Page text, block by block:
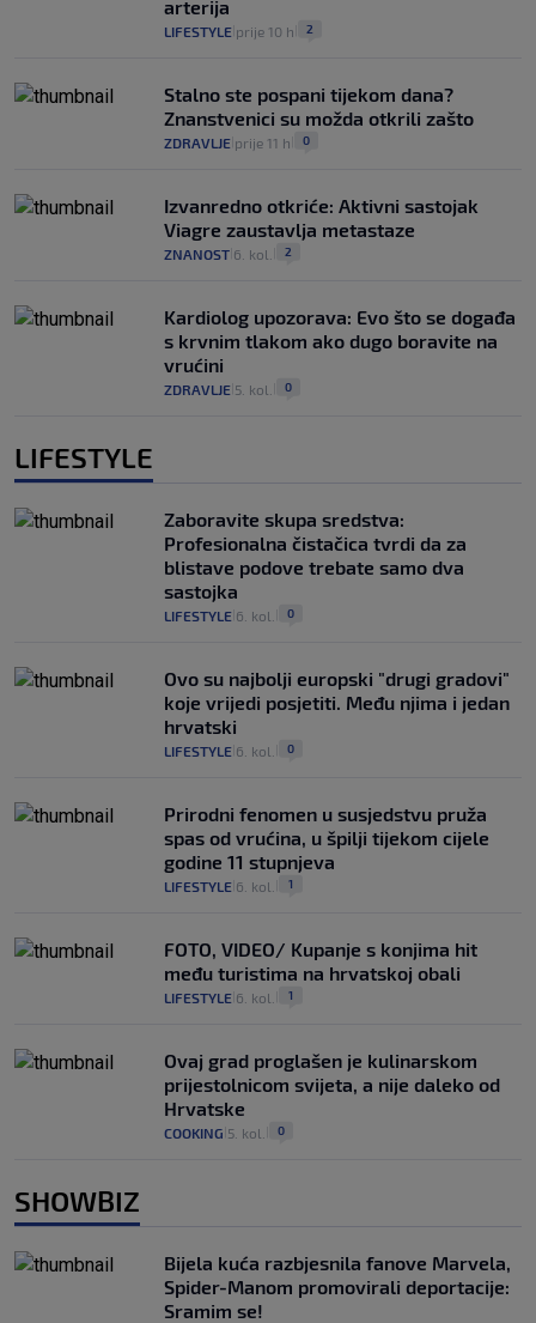
arterija
LIFESTYLE prije 10 h 2
Stalno ste pospani tijekom dana?
Znanstvenici su možda otkrili zašto
ZDRAVLJE prije 11 h 0
Izvanredno otkriće: Aktivni sastojak
Viagre zaustavlja metastaze
ZNANOST 6. kol. 2
Kardiolog upozorava: Evo što se događa
s krvnim tlakom ako dugo boravite na
vrućini
ZDRAVLJE 5. kol. 0
LIFESTYLE
Zaboravite skupa sredstva:
Profesionalna čistačica tvrdi da za
blistave podove trebate samo dva
sastojka
LIFESTYLE 6. kol. 0
Ovo su najbolji europski "drugi gradovi"
koje vrijedi posjetiti. Među njima i jedan
hrvatski
LIFESTYLE 6. kol. 0
Prirodni fenomen u susjedstvu pruža
spas od vrućina, u špilji tijekom cijele
godine 11 stupnjeva
LIFESTYLE 6. kol. 1
FOTO, VIDEO/ Kupanje s konjima hit
među turistima na hrvatskoj obali
LIFESTYLE 6. kol. 1
Ovaj grad proglašen je kulinarskom
prijestolnicom svijeta, a nije daleko od
Hrvatske
COOKING 5. kol. 0
SHOWBIZ
Bijela kuća razbjesnila fanove Marvela,
Spider-Manom promovirali deportacije:
Sramim se!